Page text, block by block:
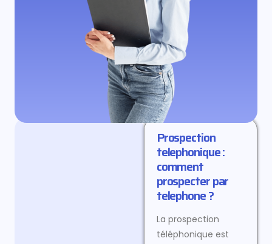
Prospection
telephonique :
comment
prospecter par
telephone ?
La prospection
téléphonique est